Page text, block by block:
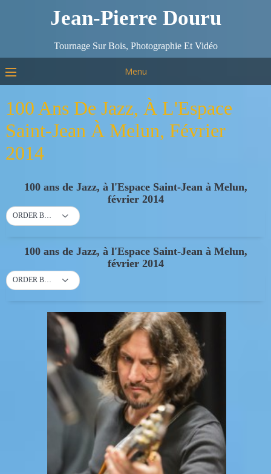
Jean-Pierre Douru
Tournage Sur Bois, Photographie Et Vidéo
Menu
100 Ans De Jazz, À L'Espace
Saint-Jean À Melun, Février
2014
100 ans de Jazz, à l'Espace Saint-Jean à Melun,
février 2014
ORDER BY DEFAULT
100 ans de Jazz, à l'Espace Saint-Jean à Melun,
février 2014
ORDER BY DEFAULT